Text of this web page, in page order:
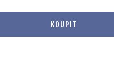
KOUPIT